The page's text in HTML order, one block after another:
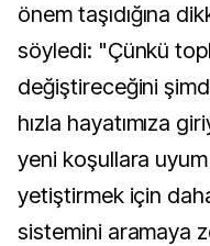
önem taşıdığına
söyledi: "Çünkü
değiştireceğini
hızla hayatımıza
yeni koşullara
yetiştirmek için
sistemini aramaya